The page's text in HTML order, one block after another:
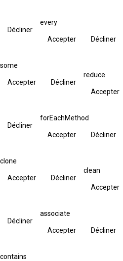
Décliner
every
Accepter Décliner
some
Accepter Décliner
reduce
Accepter
Décliner
forEachMethod
Accepter Décliner
clone
Accepter Décliner
clean
Accepter
Décliner
associate
Accepter Décliner
contains